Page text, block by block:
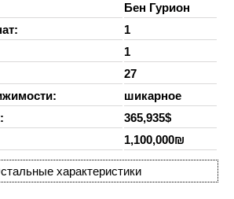
Бен Гурион
1
1
27
шикарное
365,935$
1,100,000₪
характеристики